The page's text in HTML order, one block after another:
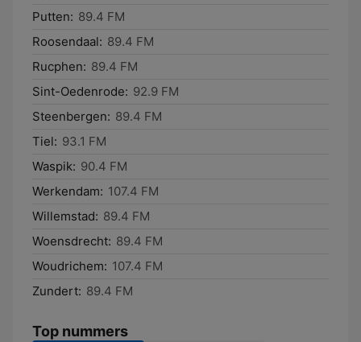
Putten: 89.4 FM
Roosendaal: 89.4 FM
Rucphen: 89.4 FM
Sint-Oedenrode: 92.9 FM
Steenbergen: 89.4 FM
Tiel: 93.1 FM
Waspik: 90.4 FM
Werkendam: 107.4 FM
Willemstad: 89.4 FM
Woensdrecht: 89.4 FM
Woudrichem: 107.4 FM
Zundert: 89.4 FM
Top nummers